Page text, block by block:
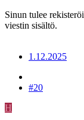
Sinun tulee
viestin sisältö.
1.12.2025
#20
H